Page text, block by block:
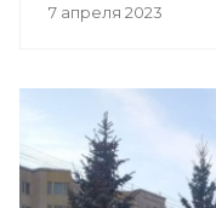
7 апреля 2023